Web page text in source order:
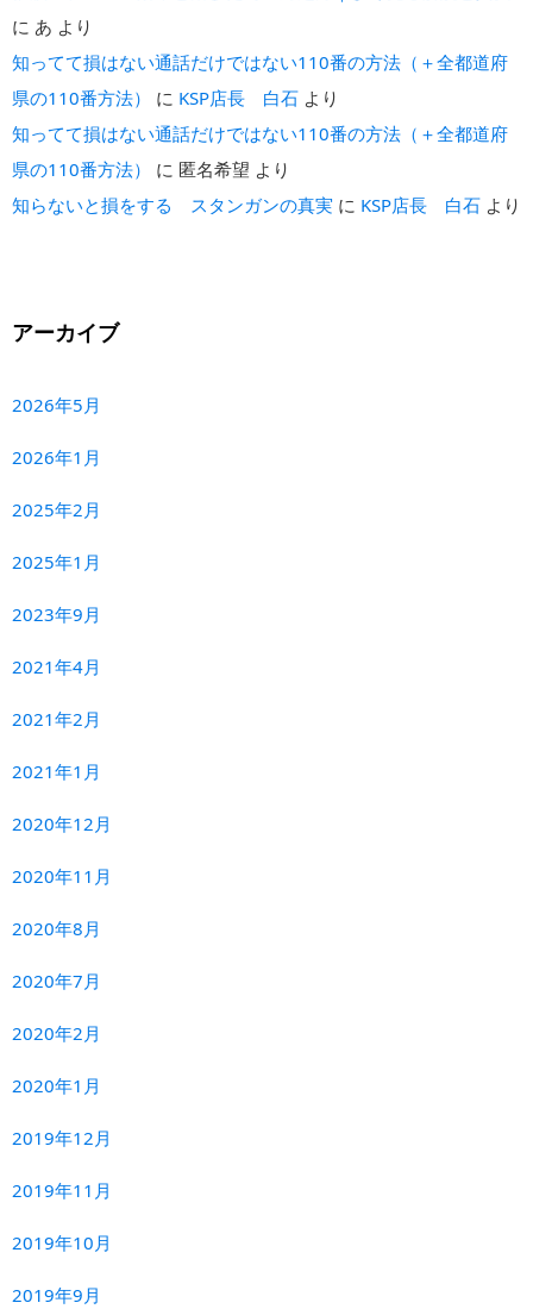
に あ より
知ってて損はない通話だけではない110番の方法（＋全都道府
県の110番方法）
に KSP店長 白石 より
知ってて損はない通話だけではない110番の方法（＋全都道府
県の110番方法）
に 匿名希望 より
知らないと損をする スタンガンの真実 に KSP店長 白石 より
アーカイブ
2026年5月
2026年1月
2025年2月
2025年1月
2023年9月
2021年4月
2021年2月
2021年1月
2020年12月
2020年11月
2020年8月
2020年7月
2020年2月
2020年1月
2019年12月
2019年11月
2019年10月
2019年9月